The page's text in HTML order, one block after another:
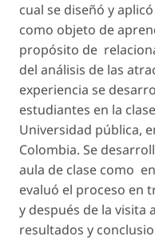
cual se diseñó y
como objeto de
propósito de
del análisis de las
experiencia se
estudiantes en la
Universidad pública,
Colombia. Se
aula de clase como
evaluó el proceso en
y después de la visita
resultados y